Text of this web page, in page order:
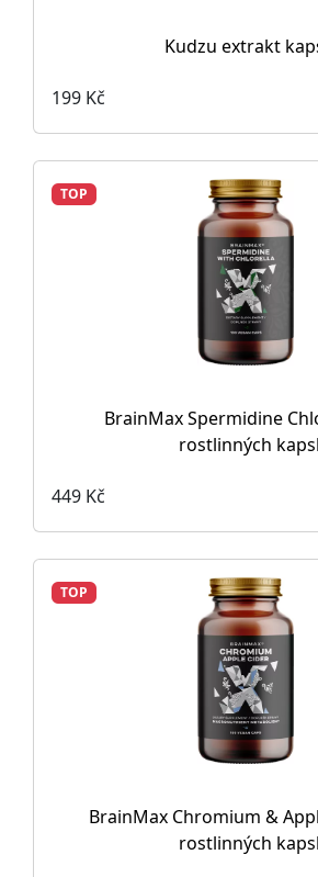
Kudzu extrakt
199 Kč
TOP
BrainMax Spermidine
rostlinných
449 Kč
TOP
BrainMax Chromium &
rostlinných